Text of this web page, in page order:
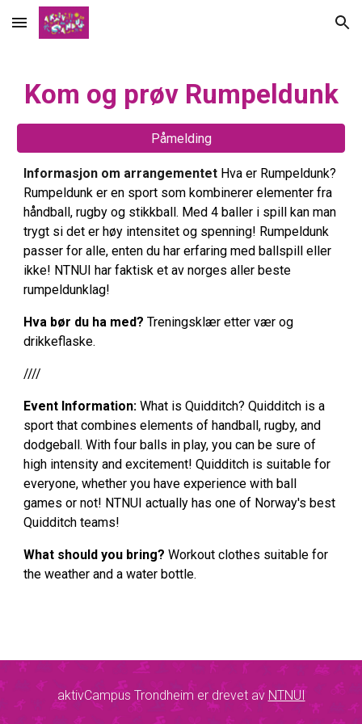
Skip to main content Skip to navigation
Kom og prøv Rumpeldunk
Påmelding
Informasjon om arrangementet Hva er Rumpeldunk?
Rumpeldunk er en sport som kombinerer elementer fra
håndball, rugby og stikkball. Med 4 baller i spill kan man
trygt si det er høy intensitet og spenning! Rumpeldunk
passer for alle, enten du har erfaring med ballspill eller
ikke! NTNUI har faktisk et av norges aller beste
rumpeldunklag!
Hva bør du ha med?Treningsklær etter vær og
drikkeflaske.
////
Event Information:What is Quidditch? Quidditch is a
sport that combines elements of handball, rugby, and
dodgeball. With four balls in play, you can be sure of
high intensity and excitement! Quidditch is suitable for
everyone, whether you have experience with ball
games or not! NTNUI actually has one of Norway's best
Quidditch teams!
What should you bring? Workout clothes suitable for
the weather and a water bottle.
aktivCampus Trondheim er drevet av NTNUI